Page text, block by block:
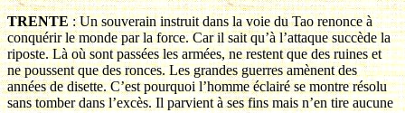
TRENTE: Un souverain instruit dans la voie du Tao renonce à
conquérir le monde par la force. Car il sait qu’à l’attaque succède la
riposte. Là où sont passées les armées, ne restent que des ruines et
ne poussent que des ronces. Les grandes guerres amènent des
années de disette. C’est pourquoi l’homme éclairé se montre résolu
sans tomber dans l’excès. Il parvient à ses fins mais n’en tire aucune